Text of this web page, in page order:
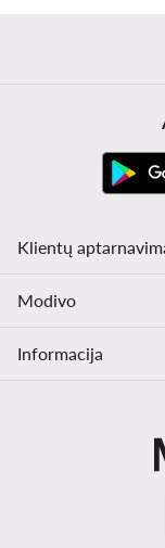
Klientų
Modivo
Informacija